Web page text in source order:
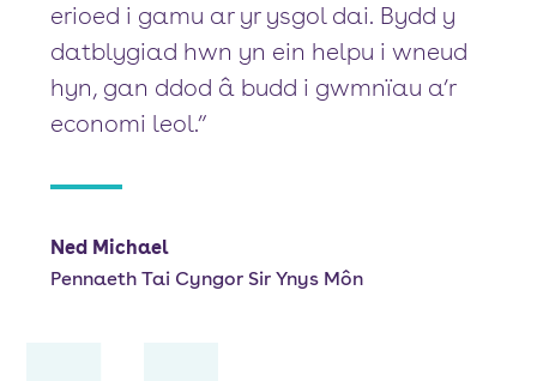
erioed i gamu ar yr ysgol dai. Bydd y
datblygiad hwn yn ein helpu i wneud
hyn, gan ddod â budd i gwmnïau a’r
economi leol.”
Ned Michael
Pennaeth Tai Cyngor Sir Ynys Môn